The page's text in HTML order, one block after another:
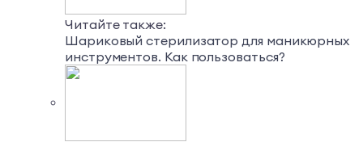
Читайте также:
Шариковый стерилизатор для маникюрных
инструментов. Как пользоваться?